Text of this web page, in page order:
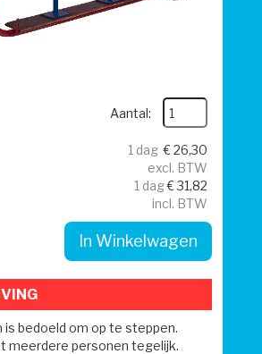
Aantal:
1 dag € 26,30
excl. BTW
1 dag€ 31,82
incl. BTW
In Winkelwagen
is bedoeld om op te steppen.
meerdere personen tegelijk.